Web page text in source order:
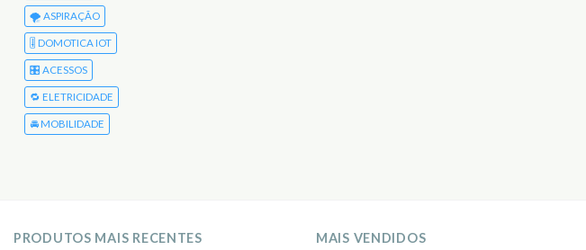
🌪️ ASPIRAÇÃO
🎚️ DOMOTICA IOT
🎛️ ACESSOS
🔁 ELETRICIDADE
🚘 MOBILIDADE
PRODUTOS MAIS RECENTES MAIS VENDIDOS